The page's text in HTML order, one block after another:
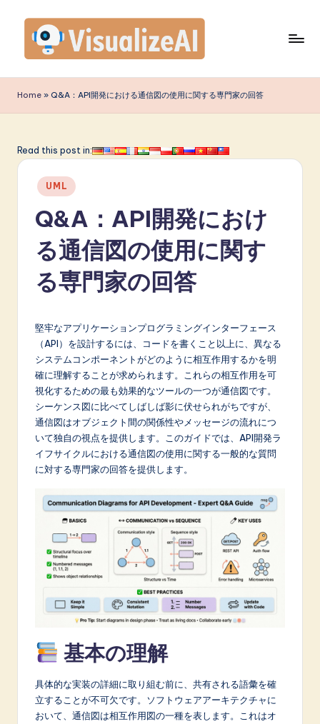
content
is
u
li
p
&
Home » Q&A：API開発における通信図の使用に関する専門家の回答
Read this post in:
Posted
in
UML
Q&A：API開発におけ
る通信図の使用に関す
る専門家の回答
堅牢なアプリケーションプログラミングインターフェース
（API）を設計するには、コードを書くこと以上に、異なる
システムコンポーネントがどのように相互作用するかを明
確に理解することが求められます。これらの相互作用を可
視化するための最も効果的なツールの一つが通信図です。
シーケンス図に比べてしばしば影に伏せられがちですが、
通信図はオブジェクト間の関係性やメッセージの流れにつ
いて独自の視点を提供します。このガイドでは、API開発ラ
イフサイクルにおける通信図の使用に関する一般的な質問
に対する専門家の回答を提供します。
基本の理解
具体的な実装の詳細に取り組む前に、共有される語彙を確
立することが不可欠です。ソフトウェアアーキテクチャに
おいて、通信図は相互作用図の一種を表します。これはオ